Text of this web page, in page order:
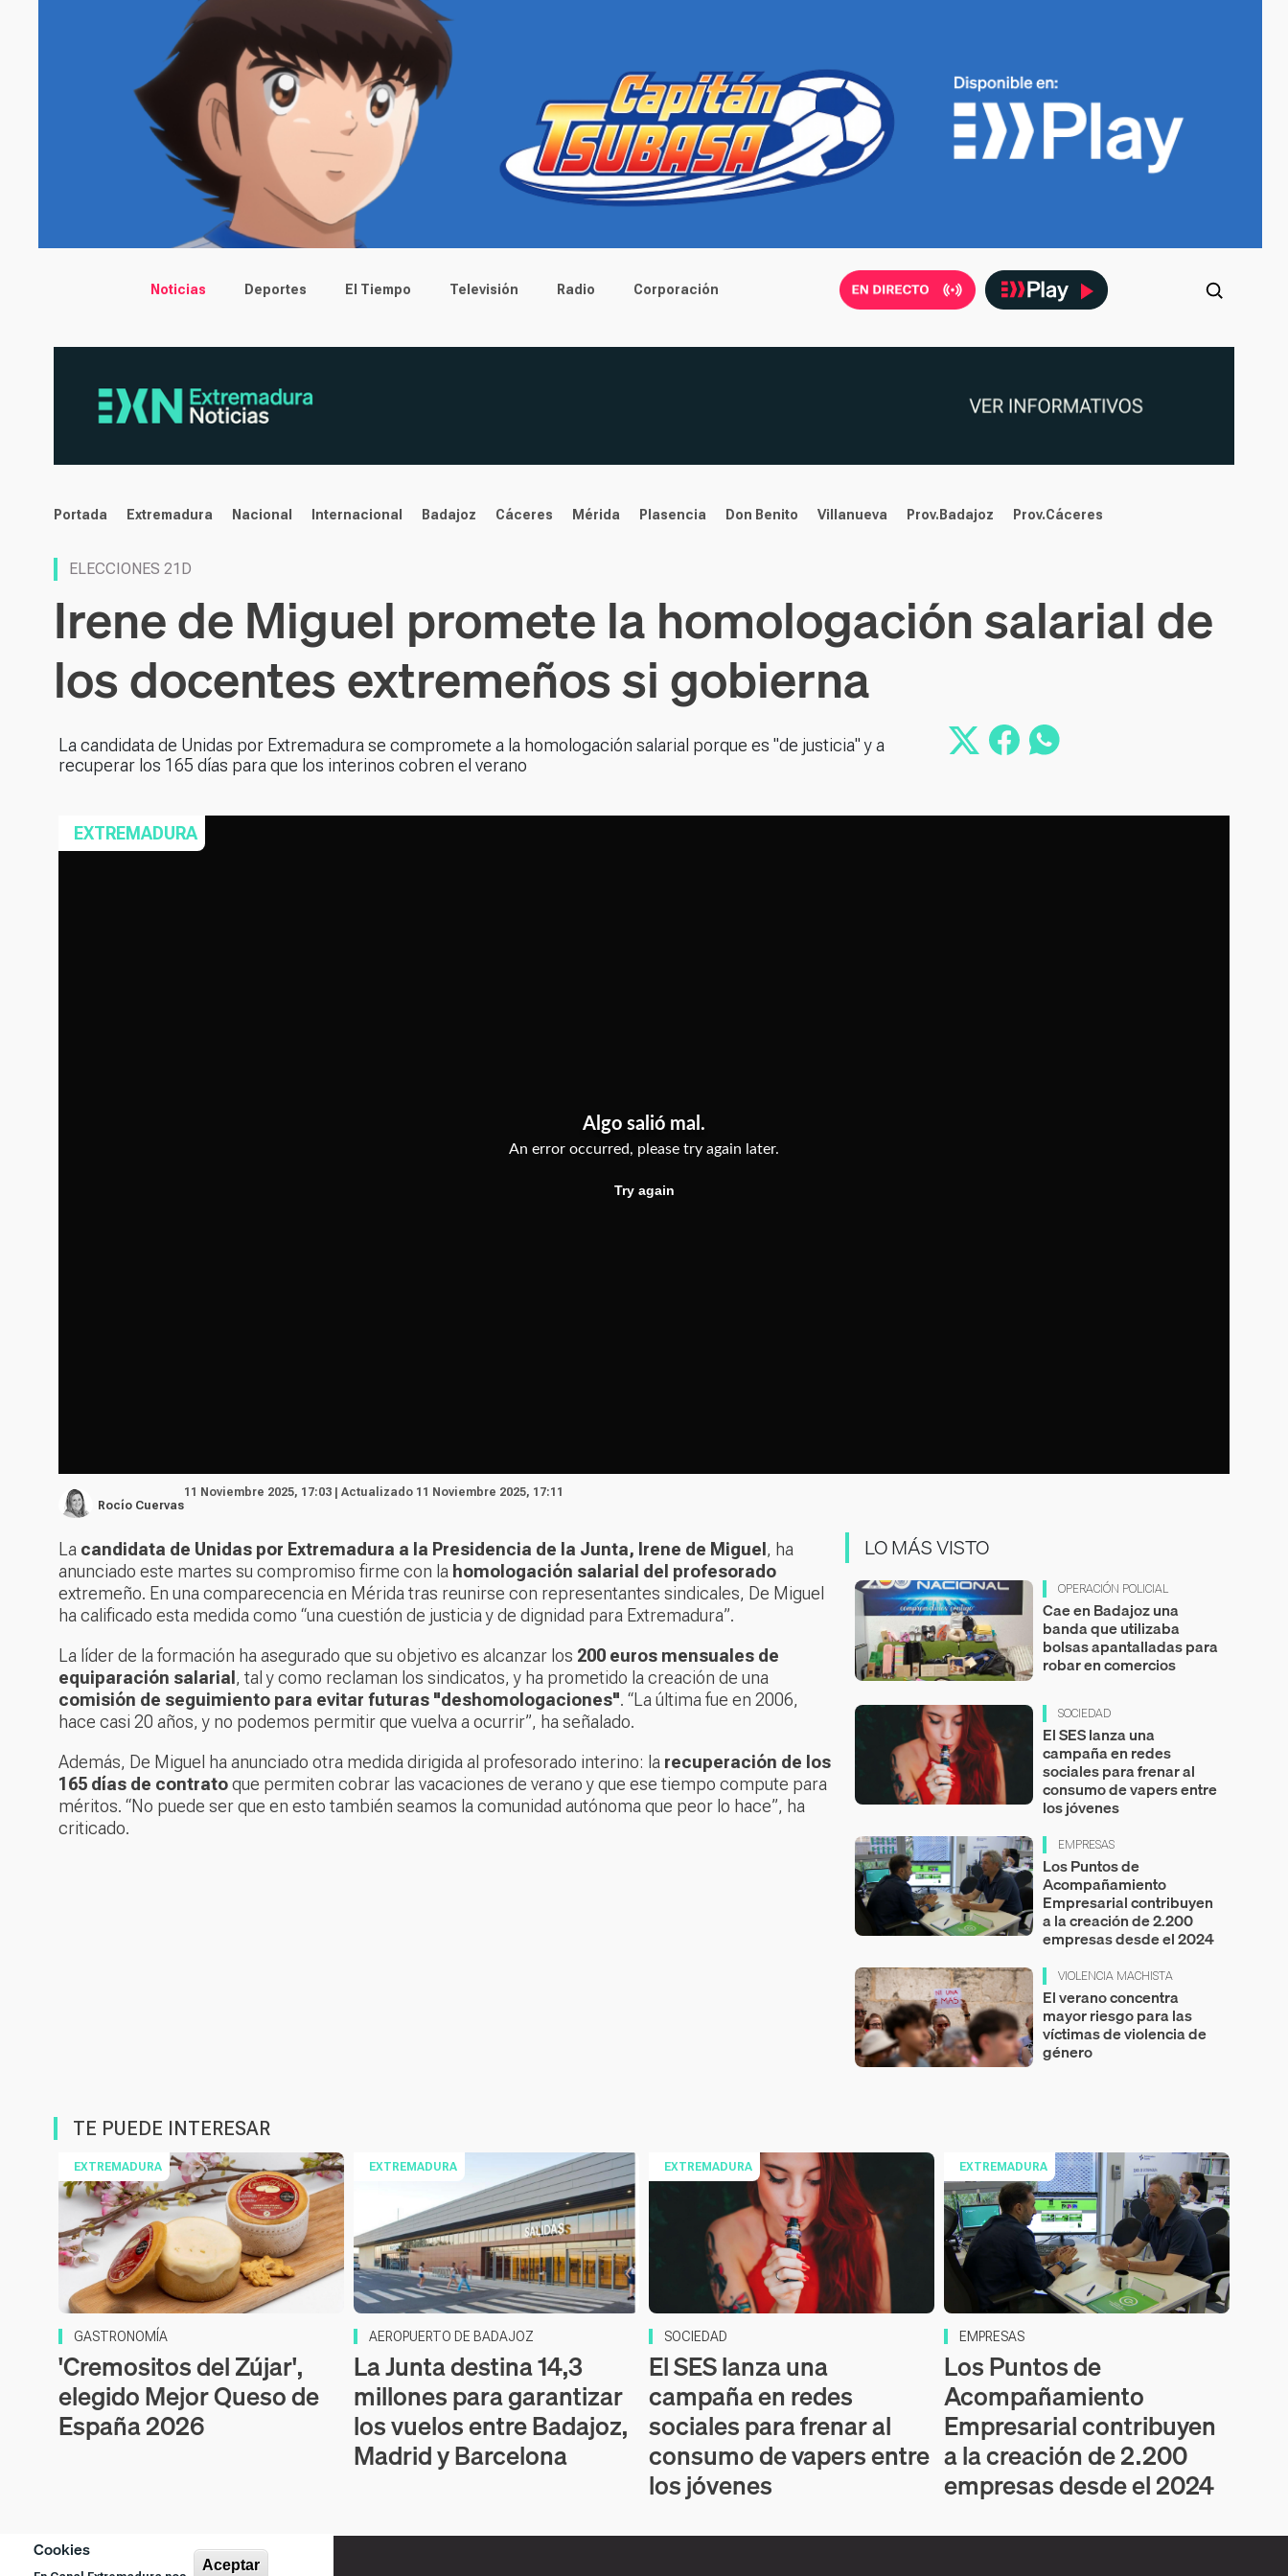
Cookies
Aceptar
Main menu
Noticias Deportes El Tiempo Televisión Radio Corporación
noticias
Portada Extremadura Nacional Internacional Badajoz Cáceres Mérida Plasencia Don Benito Villanueva Prov.Badajoz Prov.Cáceres
ELECCIONES 21D
Irene de Miguel promete la homologación salarial de
los docentes extremeños si gobierna
La candidata de Unidas por Extremadura se compromete a la homologación salarial porque es "de justicia" y a
recuperar los 165 días para que los interinos cobren el verano
EXTREMADURA
Rocío Cuervas
11 Noviembre 2025, 17:03 | Actualizado 11 Noviembre 2025, 17:11
La candidata de Unidas por Extremadura a la Presidencia de la Junta, Irene de Miguel , ha
anunciado este martes su compromiso firme con la homologación salarial del profesorado
extremeño. En una comparecencia en Mérida tras reunirse con representantes sindicales, De Miguel
ha calificado esta medida como “una cuestión de justicia y de dignidad para Extremadura”.
La líder de la formación ha asegurado que su objetivo es alcanzar los 200 euros mensuales de
equiparación salarial , tal y como reclaman los sindicatos, y ha prometido la creación de una
comisión de seguimiento para evitar futuras "deshomologaciones". “La última fue en 2006,
hace casi 20 años, y no podemos permitir que vuelva a ocurrir”, ha señalado.
Además, De Miguel ha anunciado otra medida dirigida al profesorado interino: la recuperación de los
165 días de contratoque permiten cobrar las vacaciones de verano y que ese tiempo compute para
méritos. “No puede ser que en esto también seamos la comunidad autónoma que peor lo hace”, ha
criticado.
LO MÁS VISTO
OPERACIÓN POLICIAL
Cae en Badajoz una
banda que utilizaba
bolsas apantalladas para
robar en comercios
SOCIEDAD
El SES lanza una
campaña en redes
sociales para frenar al
consumo de vapers entre
los jóvenes
EMPRESAS
Los Puntos de
Acompañamiento
Empresarial contribuyen
a la creación de 2.200
empresas desde el 2024
VIOLENCIA MACHISTA
El verano concentra
mayor riesgo para las
víctimas de violencia de
género
TE PUEDE INTERESAR
EXTREMADURA
GASTRONOMÍA
'Cremositos del Zújar',
elegido Mejor Queso de
España 2026
EXTREMADURA
AEROPUERTO DE BADAJOZ
La Junta destina 14,3
millones para garantizar
los vuelos entre Badajoz,
Madrid y Barcelona
EXTREMADURA
SOCIEDAD
El SES lanza una
campaña en redes
sociales para frenar al
consumo de vapers entre
los jóvenes
EXTREMADURA
EMPRESAS
Los Puntos de
Acompañamiento
Empresarial contribuyen
a la creación de 2.200
empresas desde el 2024